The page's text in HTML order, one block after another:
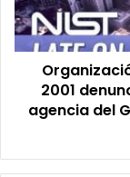
11-
S
de
denuncia
«escandalosa»
agencia
2001
agencia del